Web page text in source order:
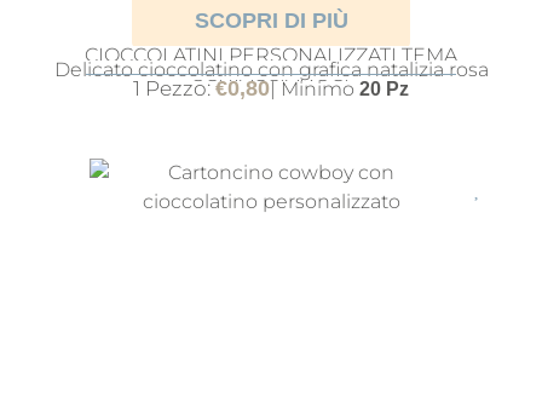
SCOPRI DI PIÙ
CIOCCOLATINI PERSONALIZZATI TEMA
SCHIACCIANOCI
Delicato cioccolatino con grafica natalizia rosa
1 Pezzo:€0,80| Minimo 20 Pz